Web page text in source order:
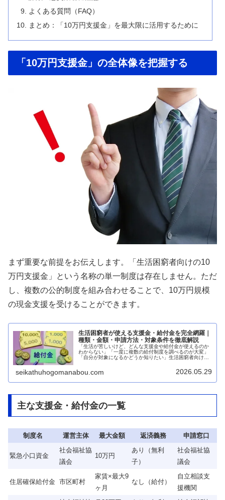
よくある質問（FAQ）
まとめ：「10万円支援金」を最大限に活用するために
「10万円支援金」の全体像を把握する
まず重要な前提をお伝えします。「生活困窮者向けの10
万円支援金」という名称の単一制度は存在しません。ただ
し、複数の公的制度を組み合わせることで、10万円規模
の現金支援を受けることができます。
生活困窮者が使える支援金・給付金を完全網羅｜
種類・金額・申請方法・対象条件を徹底解説
「生活が苦しいけど、どんな支援金や給付金が使えるのか
わからない」「一度に複数の給付制度を調べるのが大変」
「自分が対象になるかどうか知りたい」生活困窮者向けの
seikathuhogomanabou.com 2026.05.29
主な支援金・給付金の一覧
制度名 運営主体 最大金額 返済義務 申請窓口
緊急小口資金
社会福祉協
議会
10万円
あり（無利
子）
社会福祉協
議会
住居確保給付金 市区町村
家賃×最大9
ヶ月
なし（給付）
自立相談支
援機関